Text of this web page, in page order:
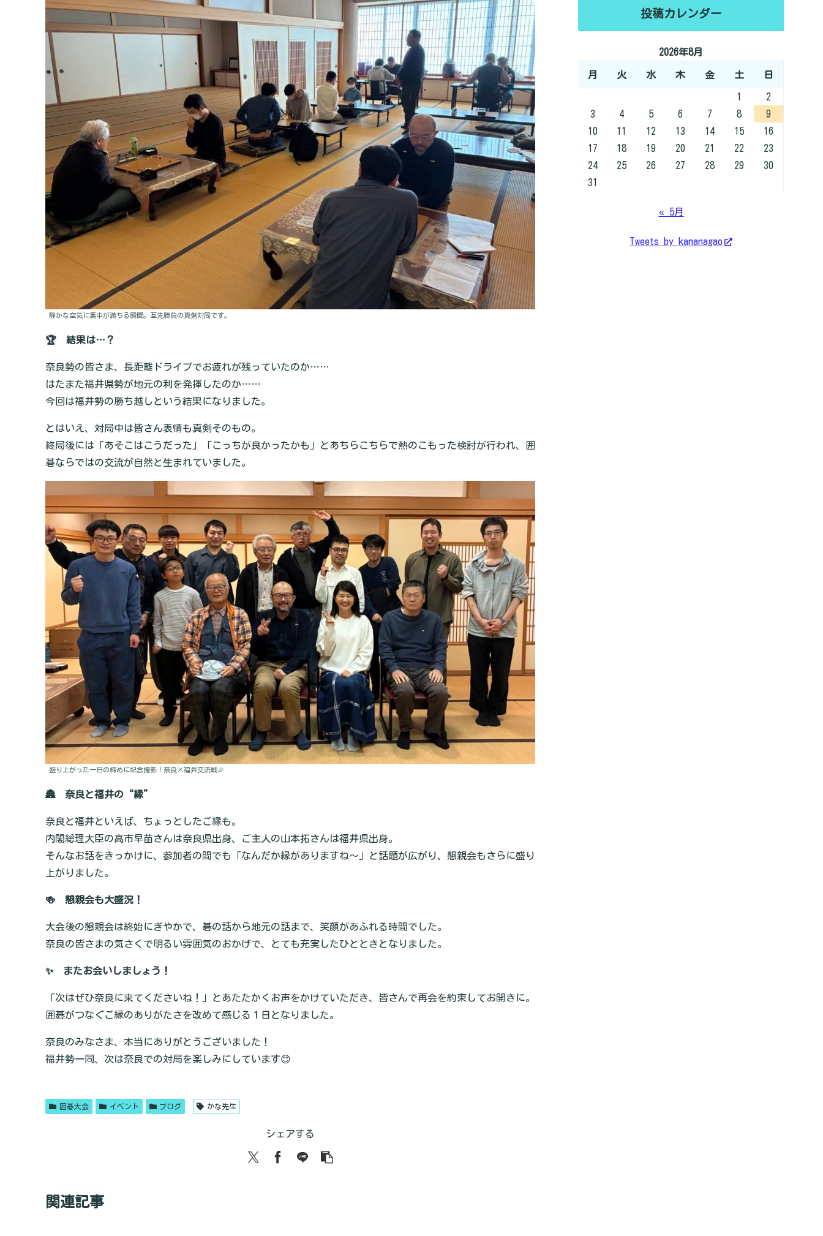
静かな空気に集中が満ちる瞬間。互先勝負の真剣対局です。
🏆 結果は…？
奈良勢の皆さま、長距離ドライブでお疲れが残っていたのか……
はたまた福井県勢が地元の利を発揮したのか……
今回は福井勢の勝ち越しという結果になりました。
とはいえ、対局中は皆さん表情も真剣そのもの。
終局後には「あそこはこうだった」「こっちが良かったかも」とあちらこちらで熱のこもった検討が行われ、囲
碁ならではの交流が自然と生まれていました。
盛り上がった一日の締めに記念撮影！奈良×福井交流戦🎉
🏯 奈良と福井の“縁”
奈良と福井といえば、ちょっとしたご縁も。
内閣総理大臣の高市早苗さんは奈良県出身、ご主人の山本拓さんは福井県出身。
そんなお話をきっかけに、参加者の間でも「なんだか縁がありますね〜」と話題が広がり、懇親会もさらに盛り
上がりました。
🍻 懇親会も大盛況！
大会後の懇親会は終始にぎやかで、碁の話から地元の話まで、笑顔があふれる時間でした。
奈良の皆さまの気さくで明るい雰囲気のおかげで、とても充実したひとときとなりました。
✨ またお会いしましょう！
「次はぜひ奈良に来てくださいね！」とあたたかくお声をかけていただき、皆さんで再会を約束してお開きに。
囲碁がつなぐご縁のありがたさを改めて感じる１日となりました。
奈良のみなさま、本当にありがとうございました！
福井勢一同、次は奈良での対局を楽しみにしています😊
囲碁大会 イベント ブログ かな先生
シェアする
関連記事
投稿カレンダー
2026年8月
月 火 水 木 金 土 日
1
2
3
4 5 6 7 8
9
10
11 12 13 14 15
16
17
18 19 20 21 22
23
24
25 26 27 28 29
30
31
« 5月
Tweets by kananagao